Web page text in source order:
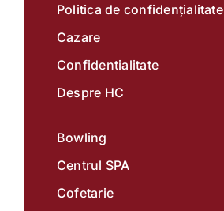
Politica de confidențialitate
Cazare
Confidentialitate
Despre HC
Bowling
Centrul SPA
Cofetarie